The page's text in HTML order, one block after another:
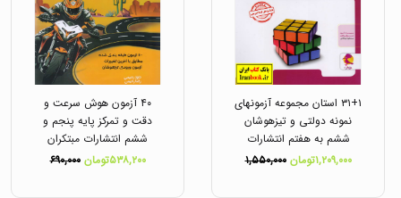
۳۱+۱ استان مجموعه آزمونهای
نمونه دولتی و تیزهوشان
ششم به هفتم انتشارات
پویش ۱,۲۰۹,۰۰۰تومان ۱,۵۵۰,۰۰۰
۴۰ آزمون هوش سرعت و
دقت و تمرکز پایه پنجم و
ششم انتشارات مبتکران
۵۳۸,۲۰۰تومان
۶۹۰,۰۰۰